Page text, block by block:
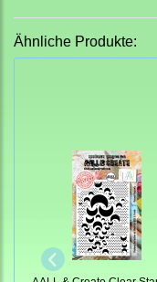
Ähnliche Produkte: